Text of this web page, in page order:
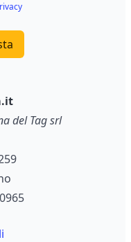
del Tag srl